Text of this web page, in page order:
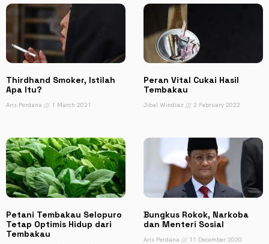
Thirdhand Smoker, Istilah
Apa Itu?
Aris Perdana 1 March 2021
Peran Vital Cukai Hasil
Tembakau
Jibal Windiaz 2 February 2022
Petani Tembakau Selopuro
Tetap Optimis Hidup dari
Tembakau
Bungkus Rokok, Narkoba
dan Menteri Sosial
Aris Perdana 11 December 2020